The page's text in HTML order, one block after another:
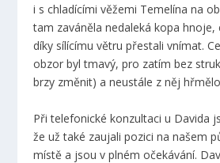
i s chladícími věžemi Temelína na
tam zaváněla nedaleká kopa hnoje,
díky sílícímu větru přestali vnímat.
obzor byl tmavý, pro zatím bez
brzy změnit) a neustále z něj
Při telefonické konzultaci u Davida
že už také zaujali pozici na našem
místě a jsou v plném očekávání.